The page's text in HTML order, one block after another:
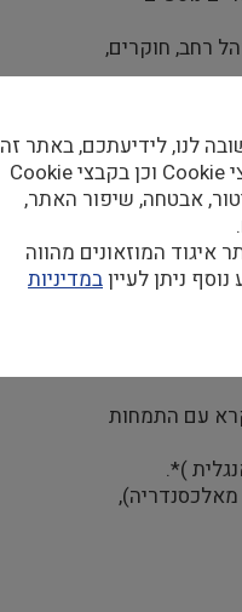
לנו, לידיעתכם, באתר זה
נעשה שימוש בקבצי Cookie וכן בקבצי Cookie
אבטחה, שיפור האתר,
המוזאונים מהווה
ניתן לעייןבמדיניות